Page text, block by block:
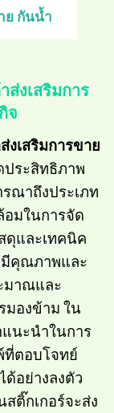
ย กันน้ำ
ส่งเสริมการ
จ
งเสริมการขาย
ระสิทธิภาพ
ณาถึงประเภท
มในการจัด
ดุและเทคนิค
มีคุณภาพและ
มาณและ
มองข้าม ใน
แนะนำในการ
ที่ตอบโจทย์
ด้อย่างลงตัว
ติ๊กเกอร์จะส่ง